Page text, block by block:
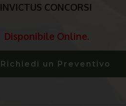
INVICTUS CONCORSI
Disponibile Online.
Richiedi un Preventivo